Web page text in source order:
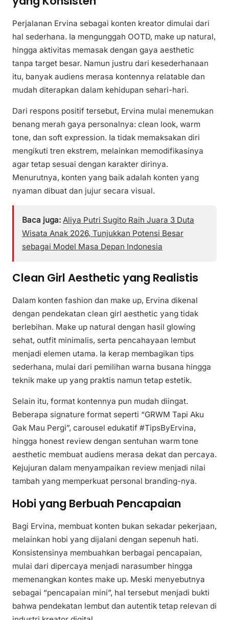
Perjalanan Ervina sebagai konten kreator dimulai dari
hal sederhana. Ia mengunggah OOTD, make up natural,
hingga aktivitas memasak dengan gaya aesthetic
tanpa target besar. Namun justru dari kesederhanaan
itu, banyak audiens merasa kontennya relatable dan
mudah diterapkan dalam kehidupan sehari-hari.
Dari respons positif tersebut, Ervina mulai menemukan
benang merah gaya personalnya: clean look, warm
tone, dan soft expression. Ia tidak memaksakan diri
mengikuti tren ekstrem, melainkan memodifikasinya
agar tetap sesuai dengan karakter dirinya.
Menurutnya, konten yang baik adalah konten yang
nyaman dibuat dan jujur secara visual.
Baca juga: Aliya Putri Sugito Raih Juara 3 Duta
Wisata Anak 2026, Tunjukkan Potensi Besar
sebagai Model Masa Depan Indonesia
Clean Girl Aesthetic yang Realistis
Dalam konten fashion dan make up, Ervina dikenal
dengan pendekatan clean girl aesthetic yang tidak
berlebihan. Make up natural dengan hasil glowing
sehat, outfit minimalis, serta pencahayaan lembut
menjadi elemen utama. Ia kerap membagikan tips
sederhana, mulai dari pemilihan warna busana hingga
teknik make up yang praktis namun tetap estetik.
Selain itu, format kontennya pun mudah diingat.
Beberapa signature format seperti “GRWM Tapi Aku
Gak Mau Pergi”, carousel edukatif #TipsByErvina,
hingga honest review dengan sentuhan warm tone
aesthetic membuat audiens merasa dekat dan percaya.
Kejujuran dalam menyampaikan review menjadi nilai
tambah yang memperkuat personal branding-nya.
Hobi yang Berbuah Pencapaian
Bagi Ervina, membuat konten bukan sekadar pekerjaan,
melainkan hobi yang dijalani dengan sepenuh hati.
Konsistensinya membuahkan berbagai pencapaian,
mulai dari dipercaya menjadi narasumber hingga
memenangkan kontes make up. Meski menyebutnya
sebagai “pencapaian mini”, hal tersebut menjadi bukti
bahwa pendekatan lembut dan autentik tetap relevan di